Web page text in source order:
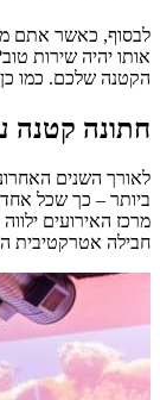
לבסוף, כאשר אתם
אותו יהיה שירות
הקטנה שלכם. כמו
חתונה קטנה
לאורך השנים
מרכז האירועים
חבילה אטרקטיבית